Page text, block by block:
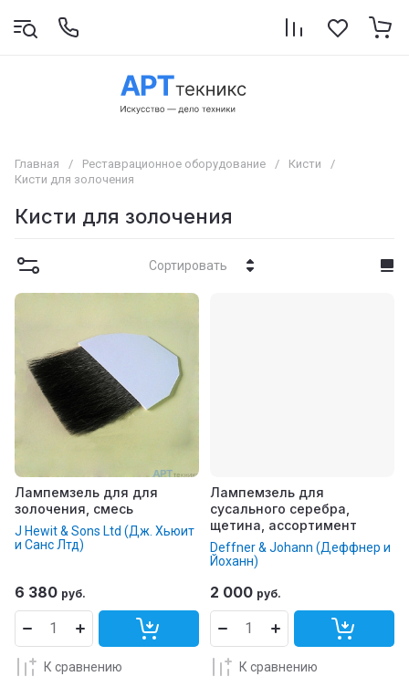
Главная / Реставрационное оборудование / Кисти
/
Кисти для золочения
Кисти для золочения
Сортировать
Лампемзель для для
золочения, смесь
J Hewit & Sons Ltd (Дж. Хьюит
и Санс Лтд)
6 380 руб.
К сравнению
Лампемзель для
сусального серебра,
щетина, ассортимент
Deffner & Johann (Деффнер и
Йоханн)
2 000 руб.
К сравнению